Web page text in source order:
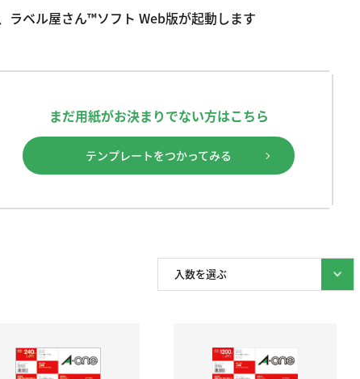
ラベル屋さん™ソフト Web版が起動します
まだ用紙がお決まりでない方はこちら
テンプレートをつかってみる